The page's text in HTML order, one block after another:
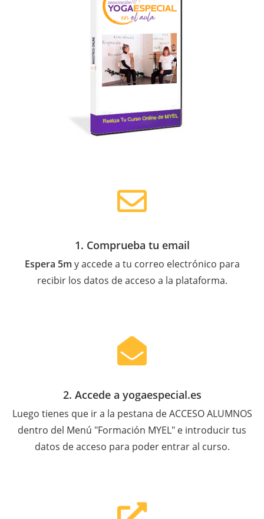
1. Comprueba tu email
Espera 5m y accede a tu correo electrónico para
recibir los datos de acceso a la plataforma.
2. Accede a yogaespecial.es
Luego tienes que ir a la pestana de ACCESO ALUMNOS
dentro del Menú "Formación MYEL" e introducir tus
datos de acceso para poder entrar al curso.